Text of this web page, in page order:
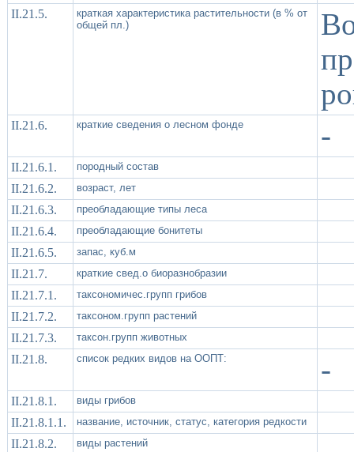
II.21.5.
краткая характеристика растительности (в % от
общей пл.)
II.21.6. краткие сведения о лесном фонде -
II.21.6.1. породный состав
II.21.6.2. возраст, лет
II.21.6.3. преобладающие типы леса
II.21.6.4. преобладающие бонитеты
II.21.6.5. запас, куб.м
II.21.7. краткие свед.о биоразнобразии
II.21.7.1. таксономичес.групп грибов
II.21.7.2. таксоном.групп растений
II.21.7.3. таксон.групп животных
II.21.8. список редких видов на ООПТ: -
II.21.8.1. виды грибов
II.21.8.1.1. название, источник, статус, категория редкости
II.21.8.2. виды растений